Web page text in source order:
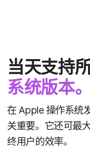
当天​支持​
系统​版本。
在Apple 操作​系统​
关​重要。​它​还​可​最​
终​用户​的​效率。